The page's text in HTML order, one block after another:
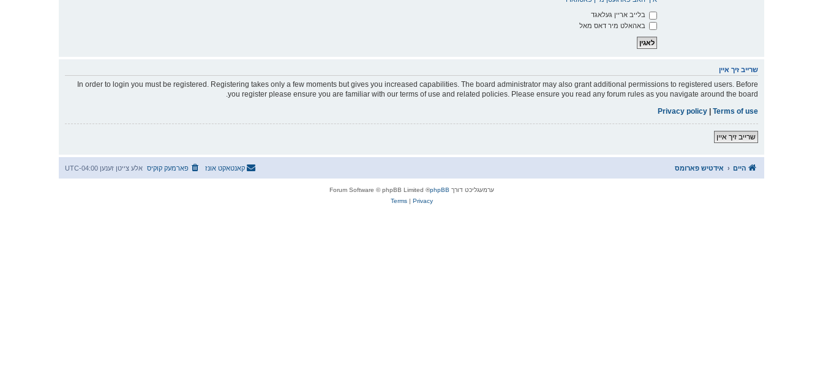
בלייב אריין געלאגד
באהאלט מיר דאס מאל
שרייב זיך איין
In order to login you must be registered. Registering takes only a few moments but gives you increased capabilities. The board administrator may also grant additional permissions to registered users. Before
you register please ensure you are familiar with our terms of use and related policies. Please ensure you read any forum rules as you navigate around the board.
Terms of use
|
Privacy policy
שרייב זיך איין
היים אידטיש פארומס אלע צייטן זענען UTC-04:00 פארמעק קוקיס קאנטאקט אונז
ערמעגליכט דורך phpBB
® Forum Software © phpBB Limited
Privacy
|
Terms